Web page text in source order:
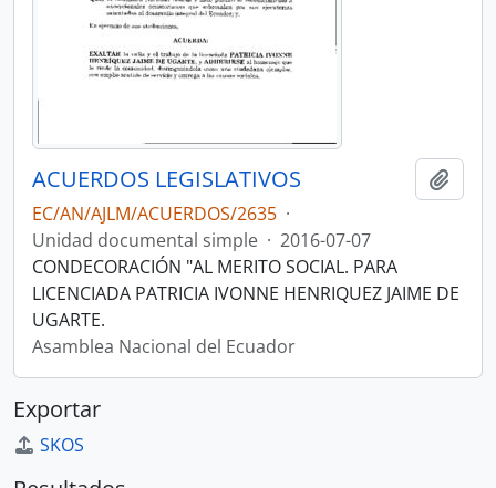
ACUERDOS LEGISLATIVOS
EC/AN/AJLM/ACUERDOS/2635 ·
Unidad documental simple · 2016-07-07
CONDECORACIÓN "AL MERITO SOCIAL. PARA
LICENCIADA PATRICIA IVONNE HENRIQUEZ JAIME DE
UGARTE.
Asamblea Nacional del Ecuador
Exportar
SKOS